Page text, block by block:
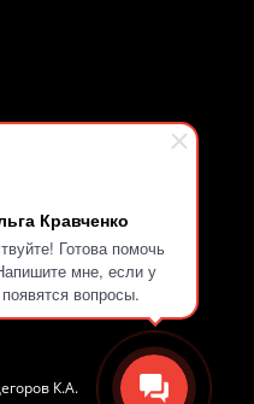
Кравченко
Готова помочь
мне, если у
вопросы.
К.А.